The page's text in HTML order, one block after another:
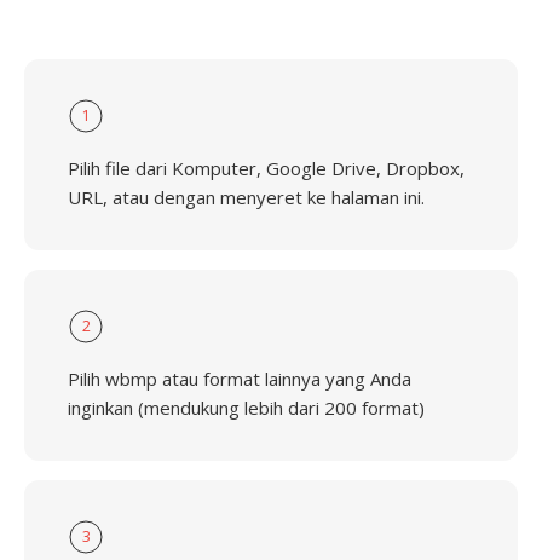
1
Pilih file dari Komputer, Google Drive, Dropbox,
URL, atau dengan menyeret ke halaman ini.
2
Pilih wbmp atau format lainnya yang Anda
inginkan (mendukung lebih dari 200 format)
3